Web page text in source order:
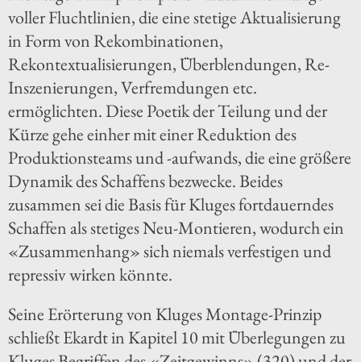
voller Fluchtlinien, die eine stetige Aktualisierung
in Form von Rekombinationen,
Rekontextualisierungen, Überblendungen, Re-
Inszenierungen, Verfremdungen etc.
ermöglichten. Diese Poetik der Teilung und der
Kürze gehe einher mit einer Reduktion des
Produktionsteams und -aufwands, die eine größere
Dynamik des Schaffens bezwecke. Beides
zusammen sei die Basis für Kluges fortdauerndes
Schaffen als stetiges Neu-Montieren, wodurch ein
«Zusammenhang» sich niemals verfestigen und
repressiv wirken könnte.
Seine Erörterung von Kluges Montage-Prinzip
schließt Ekardt in Kapitel 10 mit Überlegungen zu